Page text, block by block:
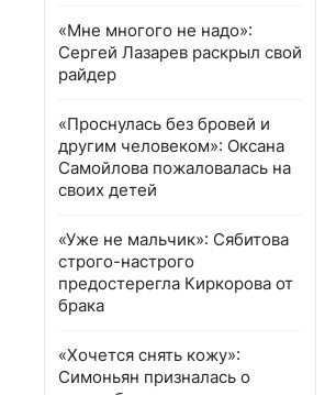
«Мне многого не надо»:
Сергей Лазарев раскрыл свой
райдер
«Проснулась без бровей и
другим человеком»: Оксана
Самойлова пожаловалась на
своих детей
«Уже не мальчик»: Сябитова
строго-настрого
предостерегла Киркорова от
брака
«Хочется снять кожу»:
Симоньян призналась о